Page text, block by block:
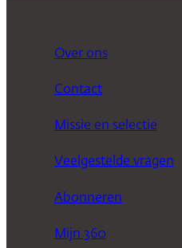
Over ons
Contact
Missie en selectie
Veelgestelde vragen
Abonneren
Mijn 360